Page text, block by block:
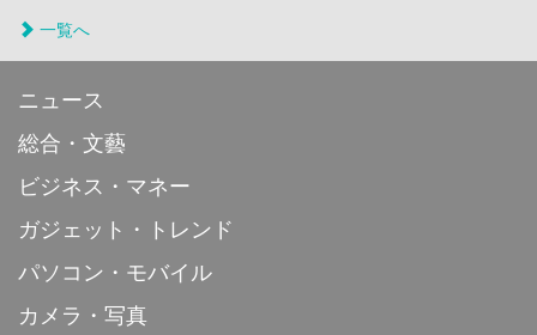
一覧へ
ニュース
総合・文藝
ビジネス・マネー
ガジェット・トレンド
パソコン・モバイル
カメラ・写真